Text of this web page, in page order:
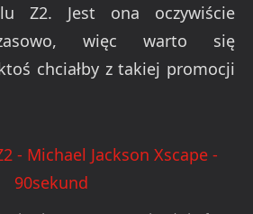
Z2. Jest ona oczywiście
więc warto się
chciałby z takiej promocji